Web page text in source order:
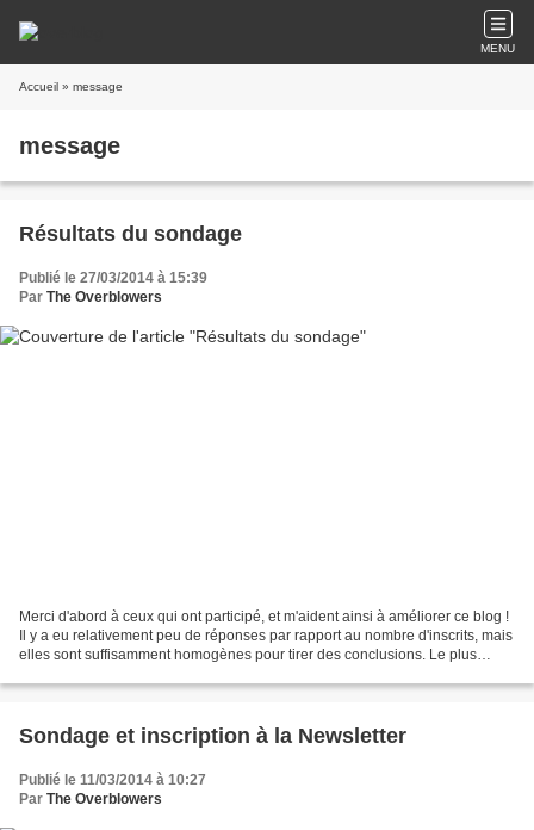
MENU
Accueil » message
message
Résultats du sondage
Publié le 27/03/2014 à 15:39
Par The Overblowers
Merci d'abord à ceux qui ont participé, et m'aident ainsi à améliorer ce blog !
Il y a eu relativement peu de réponses par rapport au nombre d'inscrits, mais
elles sont suffisamment homogènes pour tirer des conclusions. Le plus
Sondage et inscription à la Newsletter
Publié le 11/03/2014 à 10:27
Par The Overblowers